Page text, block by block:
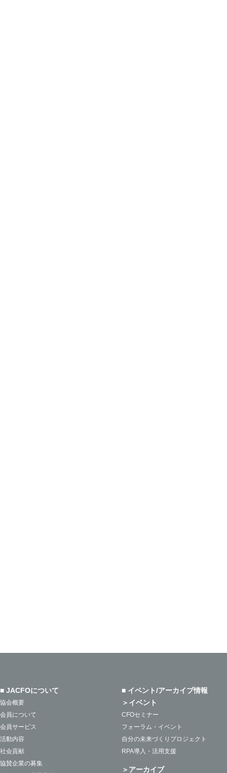
■ JACFOについて
協会概要
会員について
会員サービス
活動内容
社会貢献
協賛企業の募集
■ イベント/アーカイブ情報
＞イベント
CFOセミナー
フォーラム・イベント
自分の未来づくりプロジェクト
RPA導入・活用支援
＞アーカイブ